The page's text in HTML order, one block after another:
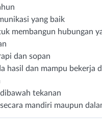
yang baik
membangun hubungan
dan sopan
hasil dan mampu bekerja
tekanan
mandiri maupun